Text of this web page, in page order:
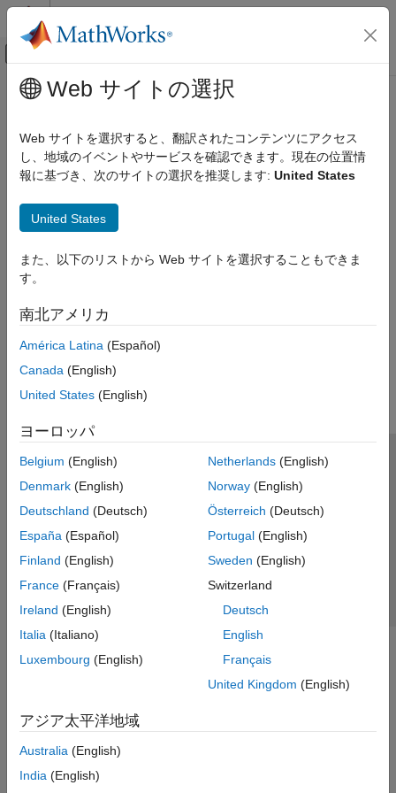
コンテンツへスキップ
オフキャンバス ナビゲーション メ
ドキュメンテーションのホーム
Control Systems
メインコンテンツ
Web サイトの選択
Web サイトを選択すると、翻訳されたコンテンツにアクセス
し、地域のイベントやサービスを確認できます。現在の位置情
報に基づき、次のサイトの選択を推奨します: United States
United States
また、以下のリストから Web サイトを選択することもできま
す。
南北アメリカ
América Latina (Español)
Canada (English)
United States (English)
ヨーロッパ
Belgium (English)
Denmark (English)
Deutschland (Deutsch)
España (Español)
Finland (English)
France (Français)
Ireland (English)
Italia (Italiano)
Luxembourg (English)
Netherlands(English)
Norway(English)
Österreich (Deutsch)
Portugal(English)
Sweden (English)
Switzerland
Deutsch
English
Français
United Kingdom (English)
アジア太平洋地域
Australia (English)
India (English)
トラストセンター
プライバシー ポリシー
違法コピー防止
アプリケーション ステータス
© 1994-2026 The MathWorks, Inc.